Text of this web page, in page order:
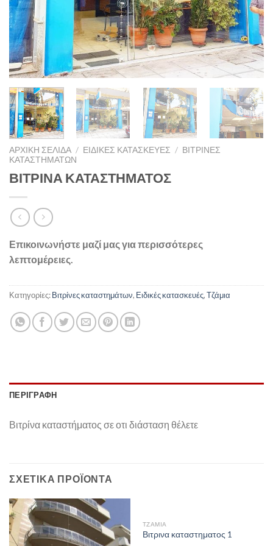
ΑΡΧΙΚΉ ΣΕΛΊΔΑ / ΕΙΔΙΚΈΣ ΚΑΤΑΣΚΕΥΈΣ / ΒΙΤΡΊΝΕΣ
ΚΑΤΑΣΤΗΜΆΤΩΝ
ΒΙΤΡΙΝΑ ΚΑΤΑΣΤΗΜΑΤΟΣ
Επικοινωνήστε μαζί μας για περισσότερες
λεπτομέρειες.
Κατηγορίες:Βιτρίνες καταστημάτων, Ειδικές κατασκευές,Τζάμια
ΠΕΡΙΓΡΑΦΉ
Βιτρίνα καταστήματος σε οτι διάσταση θέλετε
ΣΧΕΤΙΚΆ ΠΡΟΪΌΝΤΑ
ΤΖΆΜΙΑ
Βιτρινα καταστηματος 1